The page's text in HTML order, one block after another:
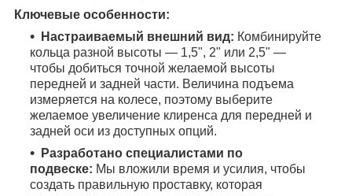
Ключевые особенности:
Настраиваемый внешний вид: Комбинируйте
кольца разной высоты — 1,5", 2" или 2,5" —
чтобы добиться точной желаемой высоты
передней и задней части. Величина подъема
измеряется на колесе, поэтому выберите
желаемое увеличение клиренса для передней и
задней оси из доступных опций.
Разработано специалистами по
подвеске: Мы вложили время и усилия, чтобы
создать правильную проставку, которая